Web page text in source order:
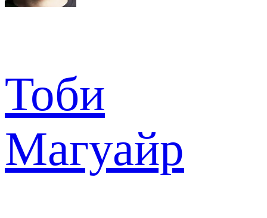
Тоби
Магуайр